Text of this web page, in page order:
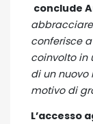
conclude
conferisce
coinvolto in
di un nuovo
motivo di
L’accesso